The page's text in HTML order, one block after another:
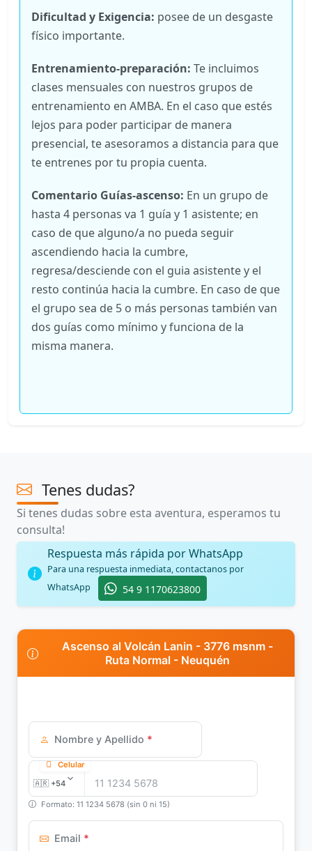
Dificultad y Exigencia: posee de un desgaste
físico importante.
Entrenamiento-preparación: Te incluimos
clases mensuales con nuestros grupos de
entrenamiento en AMBA. En el caso que estés
lejos para poder participar de manera
presencial, te asesoramos a distancia para que
te entrenes por tu propia cuenta.
Comentario Guías-ascenso: En un grupo de
hasta 4 personas va 1 guía y 1 asistente; en
caso de que alguno/a no pueda seguir
ascendiendo hacia la cumbre,
regresa/desciende con el guia asistente y el
resto continúa hacia la cumbre. En caso de que
el grupo sea de 5 o más personas también van
dos guías como mínimo y funciona de la
misma manera.
Tenes dudas?
Si tenes dudas sobre esta aventura, esperamos tu
consulta!
Respuesta más rápida por WhatsApp
Para una respuesta inmediata, contactanos por
WhatsApp
54 9 1170623800
Ascenso al Volcán Lanin - 3776 msnm -
Ruta Normal - Neuquén
Nombre y Apellido *
Celular
Formato: 11 1234 5678 (sin 0 ni 15)
Email *